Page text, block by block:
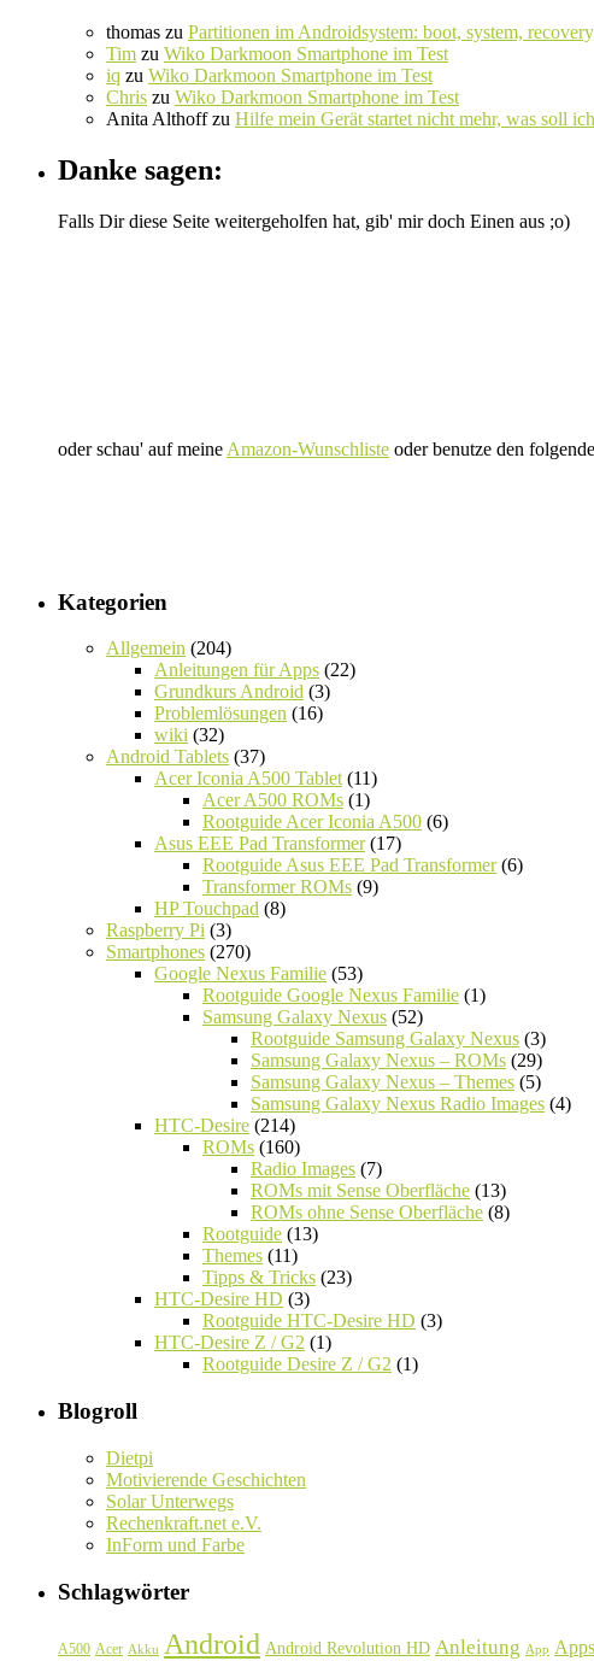
thomas zu Partitionen im Androidsystem: boot, system,
Tim zu Wiko Darkmoon Smartphone im Test
iq zu Wiko Darkmoon Smartphone im Test
Chris zu Wiko Darkmoon Smartphone im Test
Anita Althoffzu Hilfe mein Gerät startet nicht mehr, was soll
Danke sagen:
Falls Dir diese Seite weitergeholfen hat, gib' mir doch Einen aus ;o)
oder schau' auf meine Amazon-Wunschliste oder benutze den
Kategorien
Allgemein (204)
Anleitungen für Apps (22)
Grundkurs Android (3)
Problemlösungen (16)
wiki (32)
Android Tablets (37)
Acer Iconia A500 Tablet (11)
Acer A500 ROMs (1)
Rootguide Acer Iconia A500 (6)
Asus EEE Pad Transformer(17)
Rootguide Asus EEE Pad Transformer(6)
Transformer ROMs (9)
HP Touchpad (8)
Raspberry Pi (3)
Smartphones (270)
Google Nexus Familie (53)
Rootguide Google Nexus Familie (1)
Samsung Galaxy Nexus (52)
Rootguide Samsung Galaxy Nexus (3)
Samsung Galaxy Nexus – ROMs (29)
Samsung Galaxy Nexus – Themes (5)
Samsung Galaxy Nexus Radio Images (4)
HTC-Desire (214)
ROMs (160)
Radio Images (7)
ROMs mit Sense Oberfläche (13)
ROMs ohne Sense Oberfläche (8)
Rootguide (13)
Themes (11)
Tipps & Tricks (23)
HTC-Desire HD (3)
Rootguide HTC-Desire HD (3)
HTC-Desire Z / G2 (1)
Rootguide Desire Z / G2 (1)
Blogroll
Dietpi
Motivierende Geschichten
Solar Unterwegs
Rechenkraft.net e.V.
InForm und Farbe
Schlagwörter
A500 Acer Akku Android Android Revolution HD Anleitung App Apps